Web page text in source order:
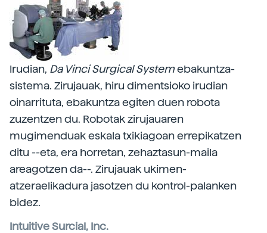
Irudian, Da Vinci Surgical Systemebakuntza-
sistema. Zirujauak, hiru dimentsioko irudian
oinarrituta, ebakuntza egiten duen robota
zuzentzen du. Robotak zirujauaren
mugimenduak eskala txikiagoan errepikatzen
ditu --eta, era horretan, zehaztasun-maila
areagotzen da--. Zirujauak ukimen-
atzeraelikadura jasotzen du kontrol-palanken
bidez.
Intuitive Surcial, Inc.